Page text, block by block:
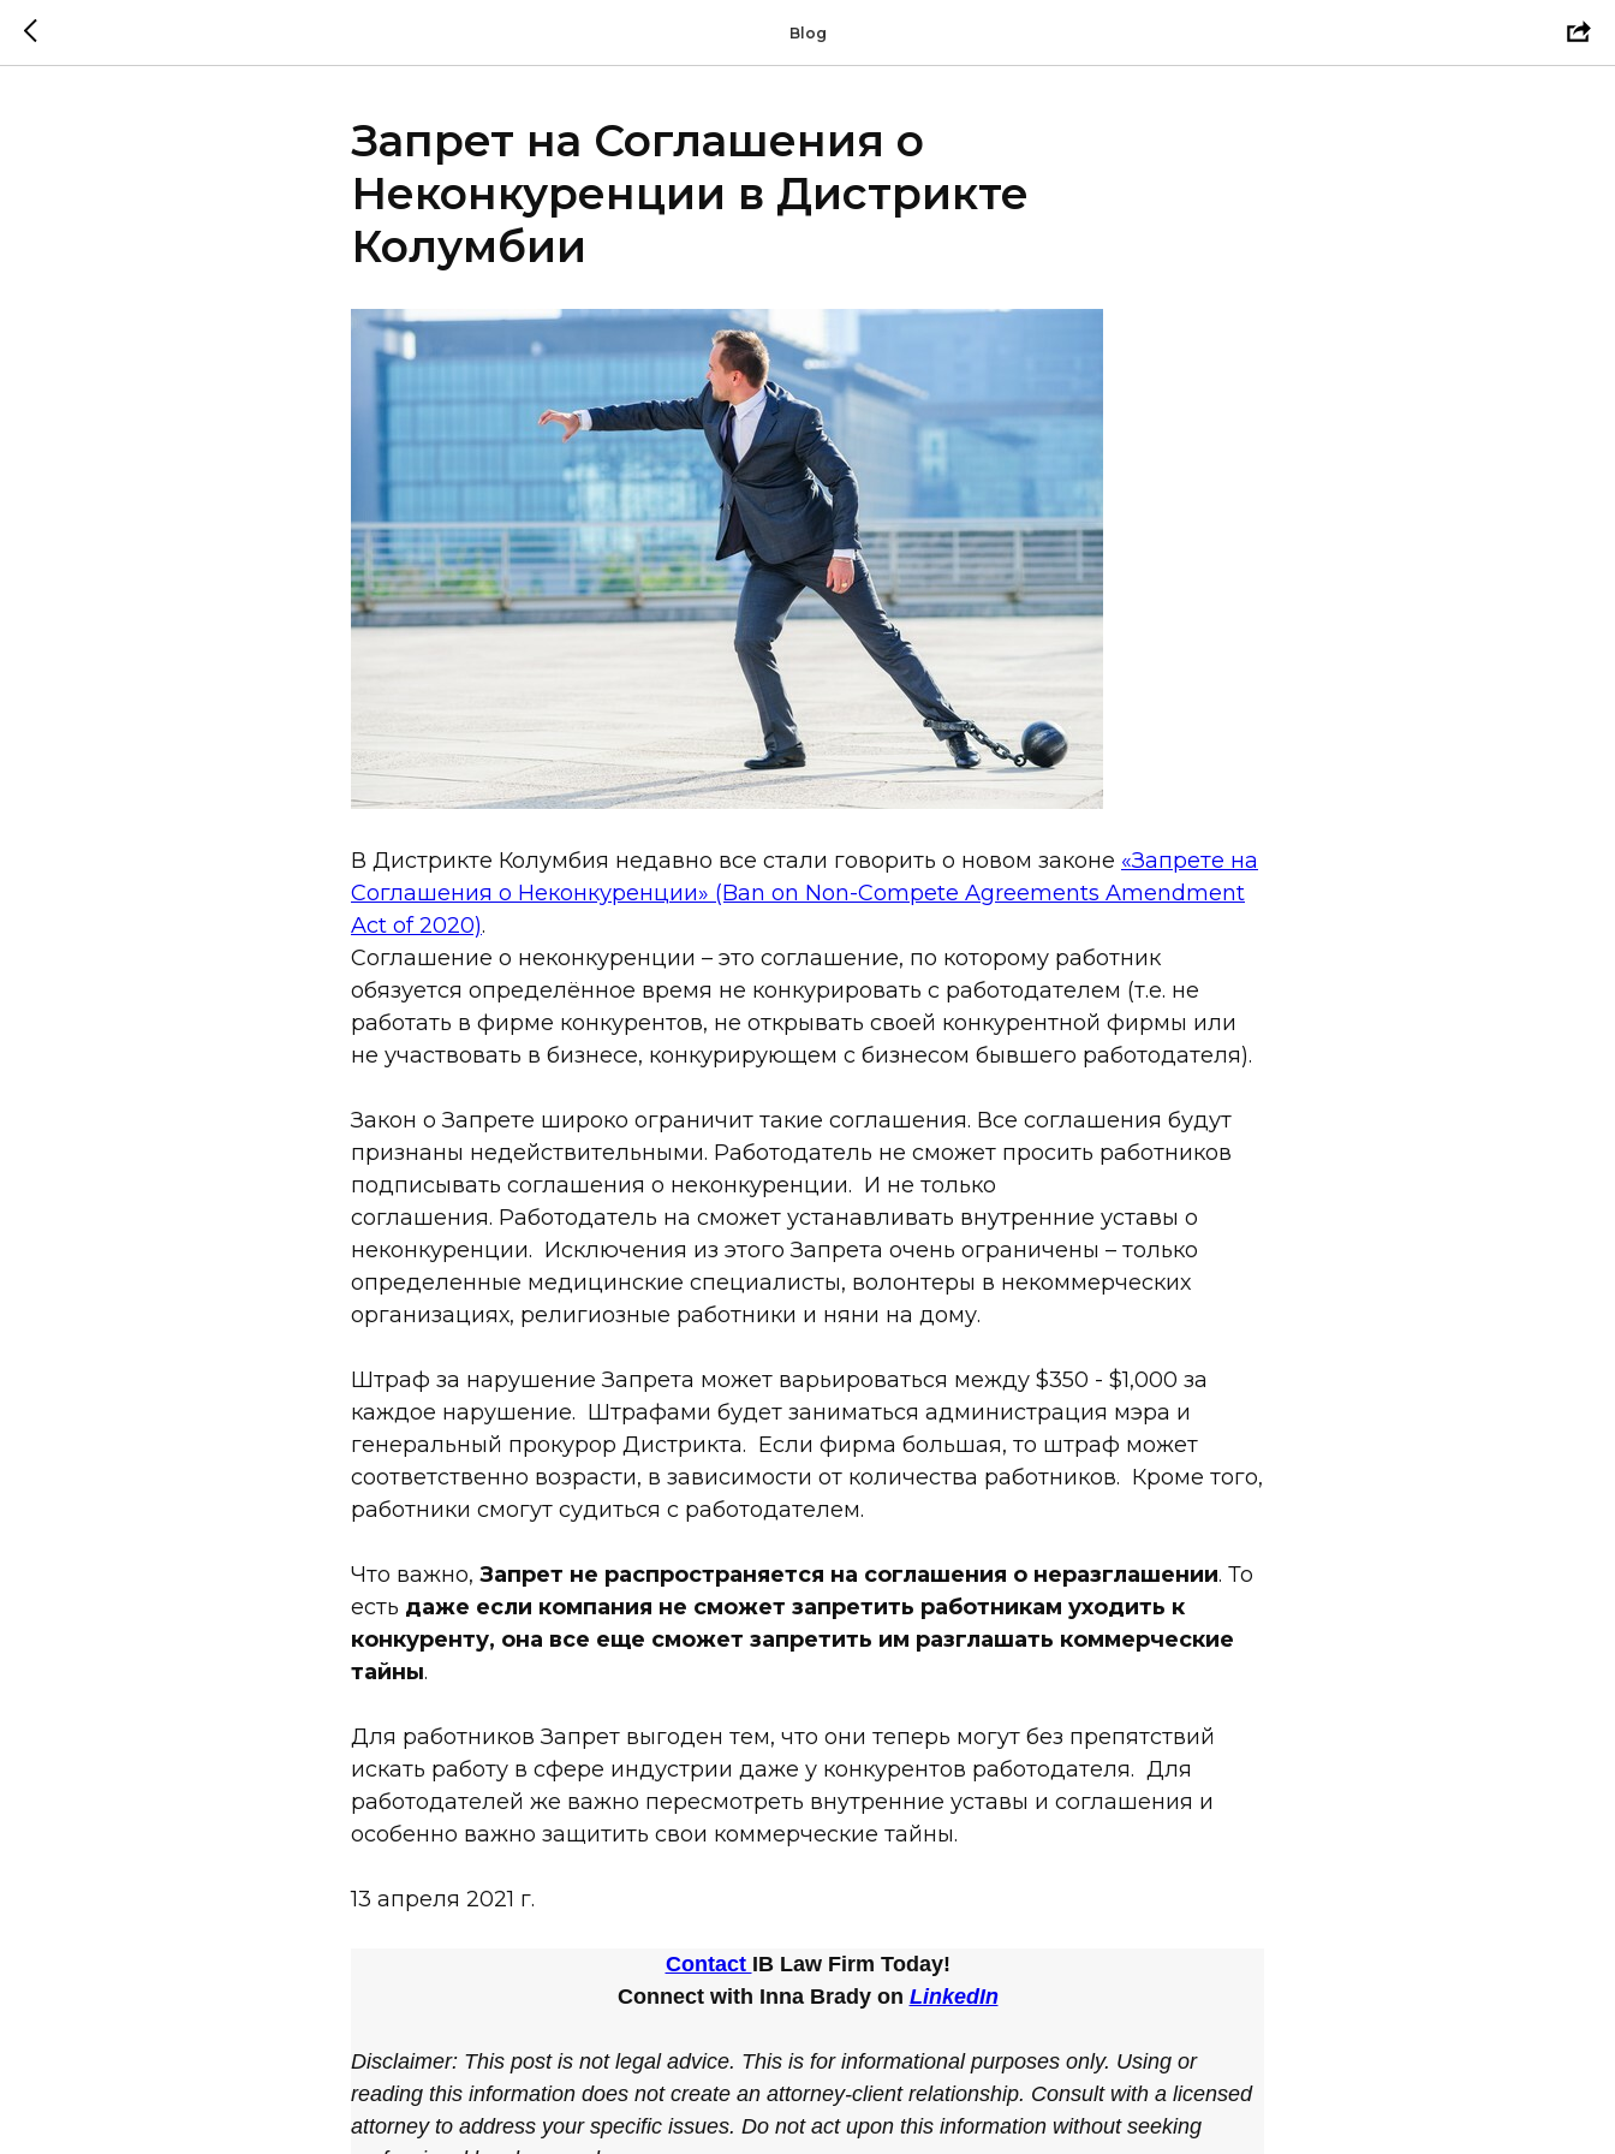
Blog
Запрет на Соглашения о
Неконкуренции в Дистрикте
Колумбии
В Дистрикте Колумбия недавно все стали говорить о новом законе «Запрете на
Соглашения о Неконкуренции» (Ban on Non-Compete Agreements Amendment
Act of 2020).
Соглашение о неконкуренции – это соглашение, по которому работник
обязуется определённое время не конкурировать с работодателем (т.е. не
работать в фирме конкурентов, не открывать своей конкурентной фирмы или
не участвовать в бизнесе, конкурирующем с бизнесом бывшего работодателя).
Закон о Запрете широко ограничит такие соглашения. Все соглашения будут
признаны недействительными. Работодатель не сможет просить работников
подписывать соглашения о неконкуренции. И не только
соглашения. Работодатель на сможет устанавливать внутренние уставы о
неконкуренции. Исключения из этого Запрета очень ограничены – только
определенные медицинские специалисты, волонтеры в некоммерческих
организациях, религиозные работники и няни на дому.
Штраф за нарушение Запрета может варьироваться между $350 - $1,000 за
каждое нарушение. Штрафами будет заниматься администрация мэра и
генеральный прокурор Дистрикта. Если фирма большая, то штраф может
соответственно возрасти, в зависимости от количества работников. Кроме того,
работники смогут судиться с работодателем.
Что важно, Запрет не распространяется на соглашения о неразглашении. То
есть даже если компания не cможет запретить работникам уходить к
конкуренту, она все еще cможет запретить им разглашать коммерческие
тайны.
Для работников Запрет выгоден тем, что они теперь могут без препятствий
искать работу в сфере индустрии даже у конкурентов работодателя. Для
работодателей же важно пересмотреть внутренние уставы и соглашения и
особенно важно защитить свои коммерческие тайны.
13 апреля 2021 г.
Contact IB Law Firm Today!
Connect with Inna Brady on LinkedIn
Disclaimer: This post is not legal advice. This is for informational purposes only. Using or
reading this information does not create an attorney-client relationship. Consult with a licensed
attorney to address your specific issues. Do not act upon this information without seeking